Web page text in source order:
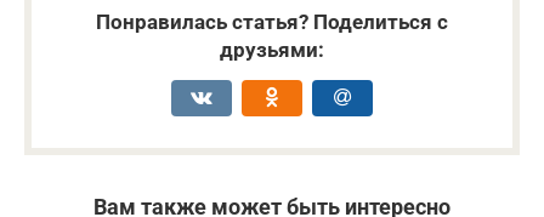
Понравилась статья? Поделиться с
друзьями:
Вам также может быть интересно